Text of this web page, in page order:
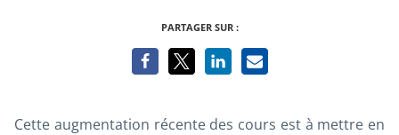
PARTAGER SUR :
Cette augmentation récente des cours est à mettre en